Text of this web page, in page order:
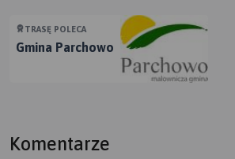
TRASĘ POLECA
Gmina Parchowo
Komentarze